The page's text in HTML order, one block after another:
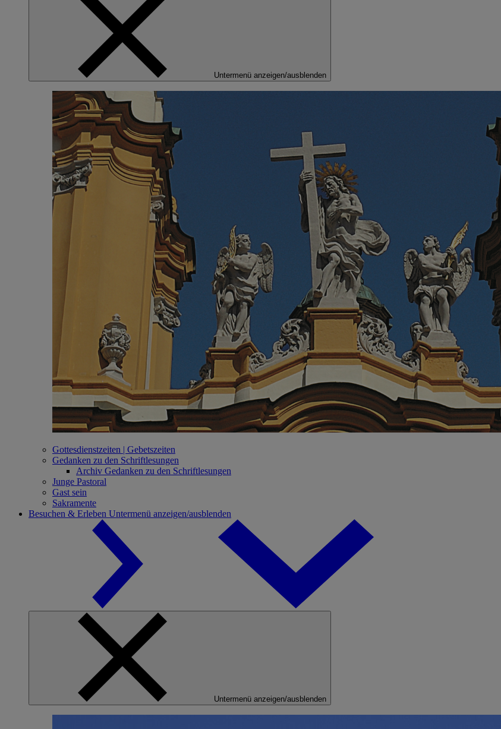
Untermenü anzeigen/ausblenden
Gottesdienstzeiten | Gebetszeiten
Gedanken zu den Schriftlesungen
Archiv Gedanken zu den Schriftlesungen
Junge Pastoral
Gast sein
Sakramente
Besuchen & Erleben Untermenü anzeigen/ausblenden
Untermenü anzeigen/ausblenden